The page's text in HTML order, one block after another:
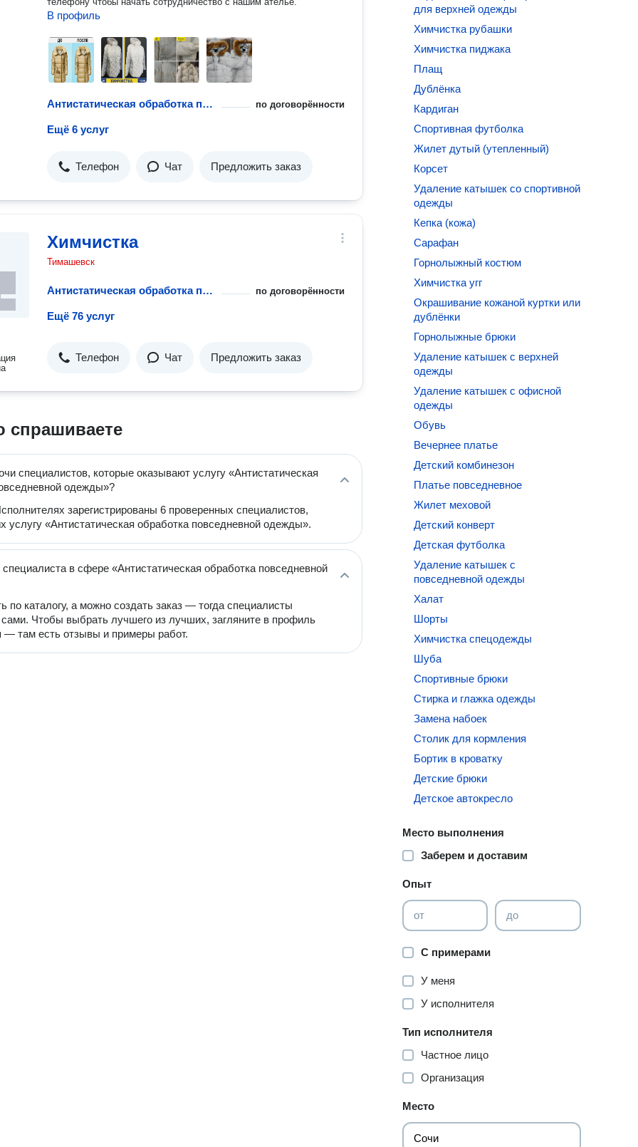
В профиль
Антистатическая обработка повседневной одежды по договорённости
Ещё 6 услуг
Телефон Чат Предложить заказ
Химчистка
Тимашевск
Антистатическая обработка повседневной одежды по договорённости
Ещё 76 услуг
Телефон Чат Предложить заказ
спрашиваете
специалистов, которые оказывают услугу «Антистатическая
одежды»?
зарегистрированы 6 проверенных специалистов,
услугу «Антистатическая обработка повседневной одежды».
в сфере «Антистатическая обработка повседневной
по каталогу, а можно создать заказ — тогда специалисты
сами. Чтобы выбрать лучшего из лучших, загляните в профиль
— там есть отзывы и примеры работ.
для верхней одежды
Химчистка рубашки
Химчистка пиджака
Плащ
Дублёнка
Кардиган
Спортивная футболка
Жилет дутый (утепленный)
Корсет
Удаление катышек со спортивной
одежды
Кепка (кожа)
Сарафан
Горнолыжный костюм
Химчистка угг
Окрашивание кожаной куртки или
дублёнки
Горнолыжные брюки
Удаление катышек с верхней
одежды
Удаление катышек с офисной
одежды
Обувь
Вечернее платье
Детский комбинезон
Платье повседневное
Жилет меховой
Детский конверт
Детская футболка
Удаление катышек с
повседневной одежды
Халат
Шорты
Химчистка спецодежды
Шуба
Спортивные брюки
Стирка и глажка одежды
Замена набоек
Столик для кормления
Бортик в кроватку
Детские брюки
Детское автокресло
Место выполнения
Заберем и доставим
Опыт
от до
С примерами
У меня
У исполнителя
Тип исполнителя
Частное лицо
Организация
Место